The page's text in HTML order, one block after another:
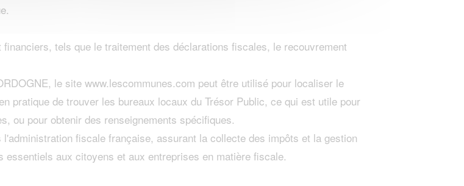
tels que le traitement des déclarations fiscales, le recouvrement
le site www.lescommunes.com peut être utilisé pour localiser le
pratique de trouver les bureaux locaux du Trésor Public, ce qui est utile pour
ou pour obtenir des renseignements spécifiques.
fiscale française, assurant la collecte des impôts et la gestion
aux citoyens et aux entreprises en matière fiscale.